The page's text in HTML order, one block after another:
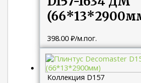
398.00₽/м.пог.
Коллекция D157